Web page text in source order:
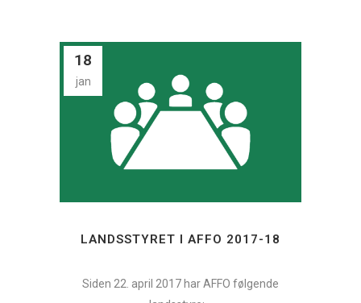
18
jan
LANDSSTYRET I AFFO 2017-18
Siden 22. april 2017 har AFFO følgende